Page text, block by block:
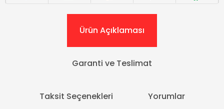
Ürün Açıklaması
Garanti ve Teslimat
Taksit Seçenekleri Yorumlar